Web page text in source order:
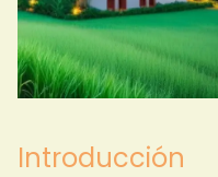
Introducción